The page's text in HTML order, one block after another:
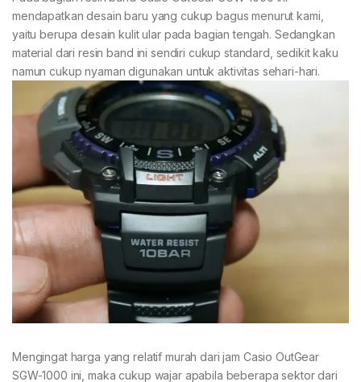
mendapatkan desain baru yang cukup bagus menurut kami,
yaitu berupa desain kulit ular pada bagian tengah. Sedangkan
material dari resin band ini sendiri cukup standard, sedikit kaku
namun cukup nyaman digunakan untuk aktivitas sehari-hari.
Mengingat harga yang relatif murah dari jam Casio OutGear
SGW-1000 ini, maka cukup wajar apabila beberapa sektor dari